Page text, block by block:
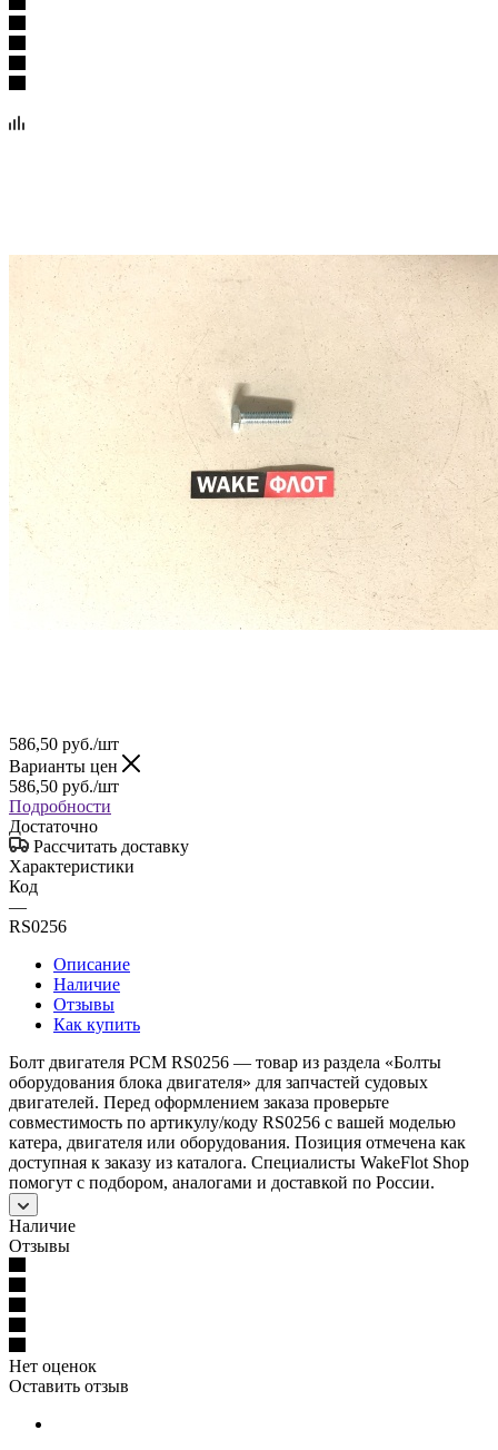
586,50 руб./шт
Варианты цен
586,50 руб./шт
Подробности
Достаточно
Рассчитать доставку
Характеристики
Код
—
RS0256
Описание
Наличие
Отзывы
Как купить
Болт двигателя PCM RS0256 — товар из раздела «Болты
оборудования блока двигателя» для запчастей судовых
двигателей. Перед оформлением заказа проверьте
совместимость по артикулу/коду RS0256 с вашей моделью
катера, двигателя или оборудования. Позиция отмечена как
доступная к заказу из каталога. Специалисты WakeFlot Shop
помогут с подбором, аналогами и доставкой по России.
Наличие
Отзывы
Нет оценок
Оставить отзыв